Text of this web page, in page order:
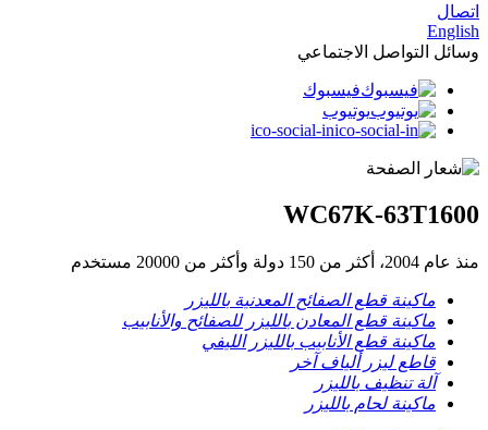
اتصال
English
وسائل التواصل الاجتماعي
فيسبوك
يوتيوب
ico-social-in
WC67K-63T1600
منذ عام 2004، أكثر من 150 دولة وأكثر من 20000 مستخدم
ماكينة قطع الصفائح المعدنية بالليزر
ماكينة قطع المعادن بالليزر للصفائح والأنابيب
ماكينة قطع الأنابيب بالليزر الليفي
قاطع ليزر ألياف آخر
آلة تنظيف بالليزر
ماكينة لحام بالليزر